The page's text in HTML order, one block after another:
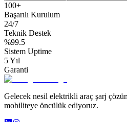
100+
Başarılı Kurulum
24/7
Teknik Destek
%99.5
Sistem Uptime
5 Yıl
Garanti
Gelecek nesil elektrikli araç şarj
mobiliteye öncülük ediyoruz.